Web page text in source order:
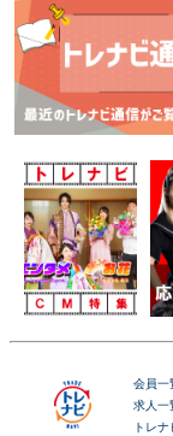
会員一
求人一
トレ